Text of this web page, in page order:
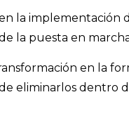
la implementación
la puesta en
en la
eliminarlos dentro